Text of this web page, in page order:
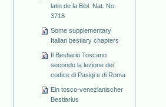
latin de la Bibl. Nat. No.
3718
Some supplementary
Italian bestiary chapters
Il Bestiario Toscano
secondo la lezione dei
codice di Pasigi e di Roma
Ein tosco-venezianischer
Bestiarius